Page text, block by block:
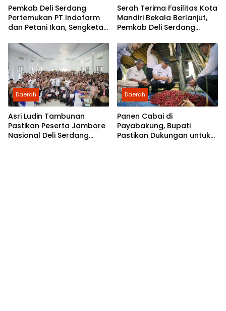
Pemkab Deli Serdang
Pertemukan PT Indofarm
dan Petani Ikan, Sengketa
Serah Terima Fasilitas Kota
Mandiri Bekala Berlanjut,
Pemkab Deli Serdang
Daerah
Asri Ludin Tambunan
Pastikan Peserta Jambore
Nasional Deli Serdang
Daerah
Panen Cabai di
Payabakung, Bupati
Pastikan Dukungan untuk